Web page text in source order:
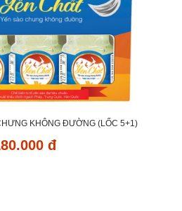
KHÔNG ĐƯỜNG (LỐC 5+1)
đ